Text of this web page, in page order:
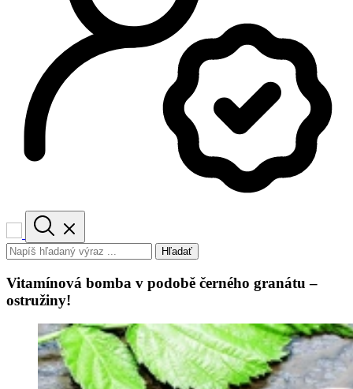
Hľadať
Vitamínová bomba v podobě černého granátu –
ostružiny!